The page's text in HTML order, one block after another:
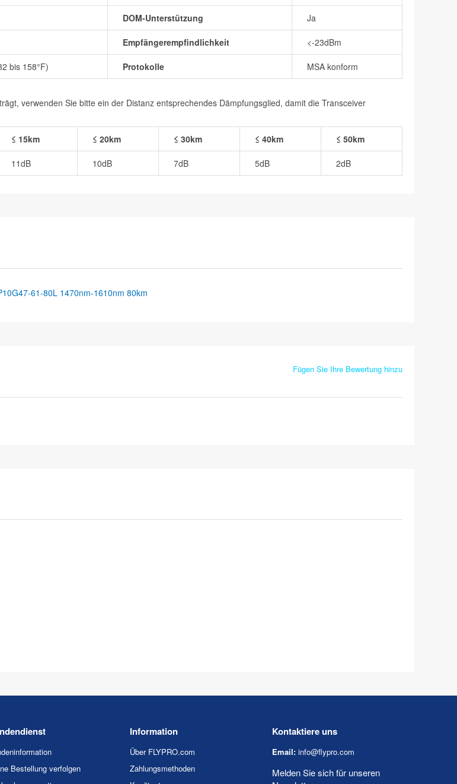
DOM-Unterstützung Ja
Empfängerempfindlichkeit <-23dBm
bis 158°F) Protokolle MSA konform
verwenden Sie bitte ein der Distanz entsprechendes Dämpfungsglied, damit die Transceiver
≤ 15km ≤ 20km ≤ 30km ≤ 40km ≤ 50km
11dB 10dB 7dB 5dB 2dB
61-80L 1470nm-1610nm 80km
Fügen Sie Ihre Bewertung hinzu
Bestellung verfolgen
Information
Über FLYPRO.com
Zahlungsmethoden
Kontaktiere uns
Email: info@flypro.com
Melden Sie sich für unseren